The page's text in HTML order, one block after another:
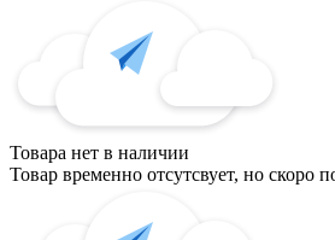
Товара нет в наличии
Товар временно отсутсвует, но скоро